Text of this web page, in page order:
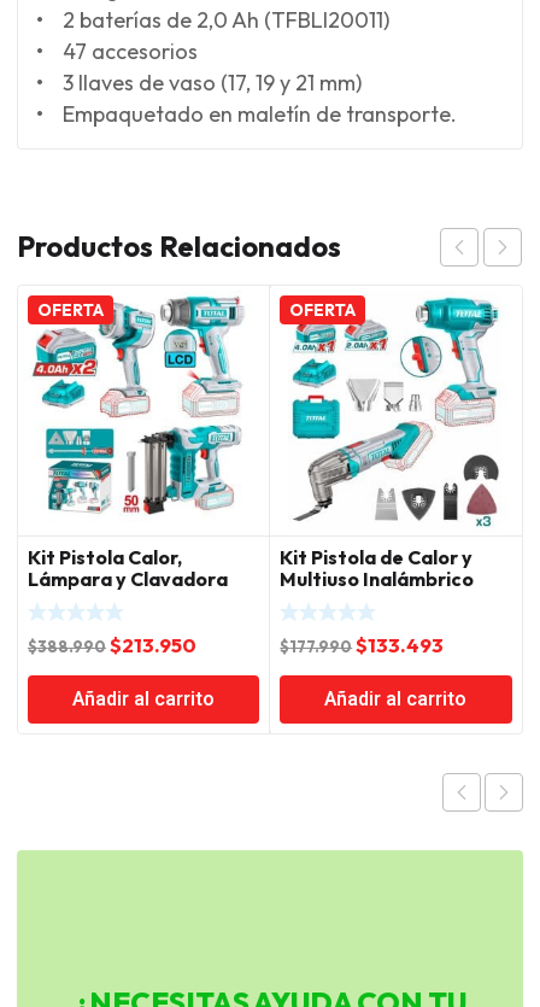
• 2 baterías de 2,0 Ah (TFBLI20011)
• 47 accesorios
• 3 llaves de vaso (17, 19 y 21 mm)
• Empaquetado en maletín de transporte.
Productos Relacionados
OFERTA
Kit Pistola Calor,
Lámpara y Clavadora
Inalámbrica 20V Total
$388.990El
precio
original
era:
$213.950
precio
actual
es:
Añadir al carrito
OFERTA
Kit Pistola de Calor y
Multiuso Inalámbrico
20V Total
$177.990El
precio
original
era:
$133.493
precio
actual
es:
Añadir al carrito